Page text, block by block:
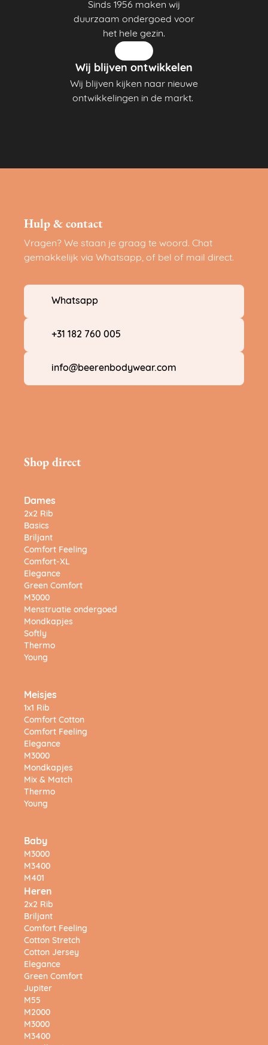
Sinds 1956 maken wij
duurzaam ondergoed voor
het hele gezin.
Wij blijven ontwikkelen
Wij blijven kijken naar nieuwe
ontwikkelingen in de markt.
Hulp & contact
Vragen? We staan je graag te woord. Chat
gemakkelijk via Whatsapp, of bel of mail direct.
Whatsapp
+31 182 760 005
info@beerenbodywear.com
Shop direct
Dames
2x2 Rib
Basics
Briljant
Comfort Feeling
Comfort-XL
Elegance
Green Comfort
M3000
Menstruatie ondergoed
Mondkapjes
Softly
Thermo
Young
Meisjes
1x1 Rib
Comfort Cotton
Comfort Feeling
Elegance
M3000
Mondkapjes
Mix & Match
Thermo
Young
Baby
M3000
M3400
M401
Heren
2x2 Rib
Briljant
Comfort Feeling
Cotton Stretch
Cotton Jersey
Elegance
Green Comfort
Jupiter
M55
M2000
M3000
M3400